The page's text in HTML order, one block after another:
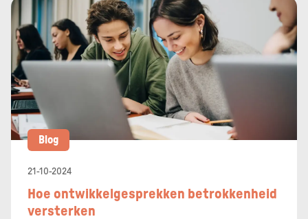
21-10-2024
Hoe ontwikkelgesprekken betrokkenheid
versterken
Blog